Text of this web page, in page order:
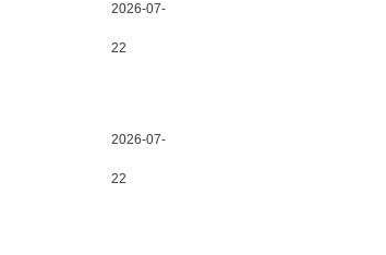
2026-07-
22
2026-07-
22